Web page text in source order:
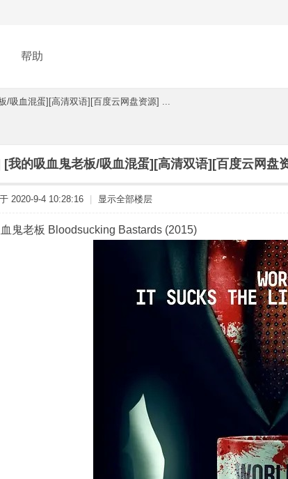
帮助
/吸血混蛋][高清双语][百度云网盘资源] ...
[我的吸血鬼老板/吸血混蛋][高清双语][百度云网盘
2020-9-4 10:28:16 显示全部楼层
鬼老板 Bloodsucking Bastards (2015)